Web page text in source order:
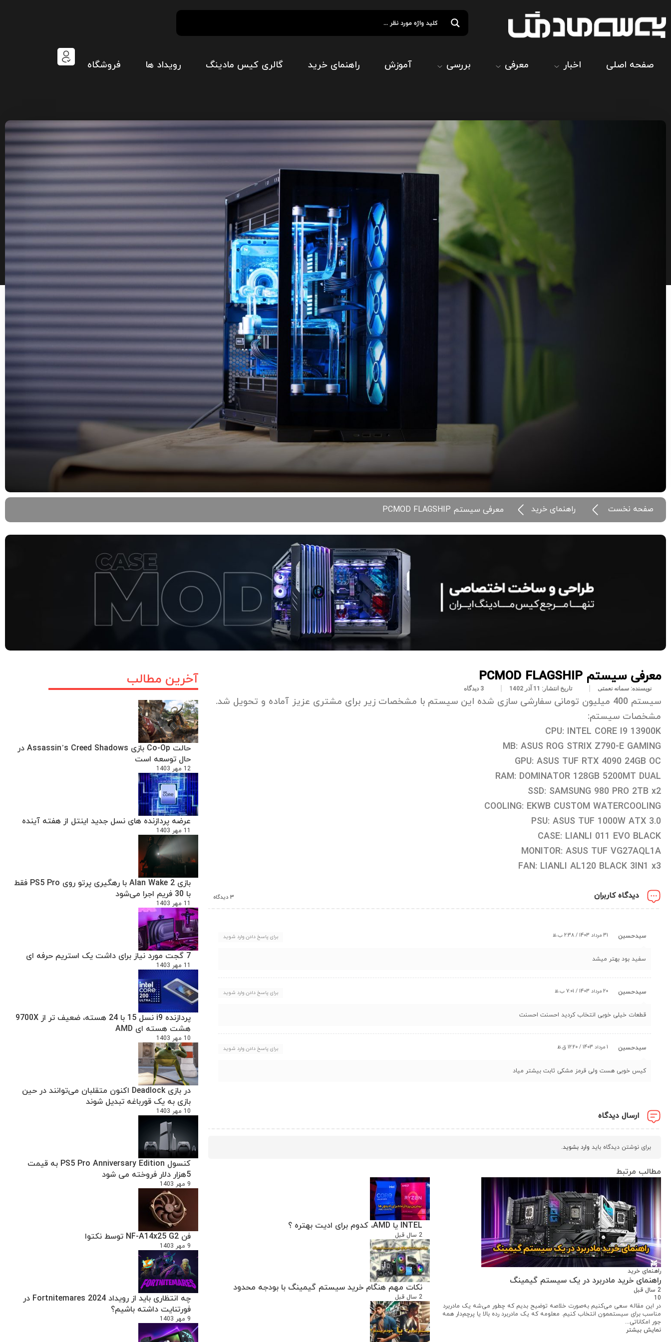
صفحه اصلی اخبار معرفی بررسی آموزش راهنمای خرید گالری کیس مادینگ رویداد ها فروشگاه
صفحه نخست راهنمای خرید معرفی سیستم PCMOD FLAGSHIP
آخرین مطالب
حالت Co-Op بازی Assassin’s Creed Shadows در
حال توسعه است
12 مهر 1403
عرضه پردازنده های نسل جدید اینتل از هفته آینده
11 مهر 1403
بازی Alan Wake 2 با رهگیری پرتو روی PS5 Pro فقط
با 30 فریم اجرا می‌شود
11 مهر 1403
7 گجت مورد نیاز برای داشت یک استریم حرفه ای
11 مهر 1403
پردازنده i9 نسل 15 با 24 هسته، ضعیف تر از 9700X
هشت هسته ای AMD
10 مهر 1403
در بازی Deadlock اکنون متقلبان می‌توانند در حین
بازی به یک قورباغه تبدیل شوند
10 مهر 1403
کنسول PS5 Pro Anniversary Edition به قیمت
5هزار دلار فروخته می شود
9 مهر 1403
فن NF-A14x25 G2 توسط نکتوا
9 مهر 1403
چه انتظاری باید از رویداد Fortnitemares 2024 در
فورتنایت داشته باشیم؟
9 مهر 1403
معرفی سیستم PCMOD FLAGSHIP
نویسنده:سمانه نعمتی تاریخ انتشار: 11 آذر 1402 3 دیدگاه
سیستم 400 میلیون تومانی سفارشی سازی شده این سیستم با مشخصات زیر برای مشتری عزیز آماده و تحویل شد.
مشخصات سیستم:
CPU: INTEL CORE I9 13900K
MB: ASUS ROG STRIX Z790-E GAMING
GPU: ASUS TUF RTX 4090 24GB OC
RAM: DOMINATOR 128GB 5200MT DUAL
SSD: SAMSUNG 980 PRO 2TB x2
COOLING: EKWB CUSTOM WATERCOOLING
PSU: ASUS TUF 1000W ATX 3.0
CASE: LIANLI 011 EVO BLACK
MONITOR: ASUS TUF VG27AQL1A
FAN: LIANLI AL120 BLACK 3IN1 x3
دیدگاه کاربران 3 دیدگاه
سیدحسین 31 مرداد 1403 / 2:38 ب.ظ برای پاسخ دادن وارد شوید
سفید بود بهتر میشد
سیدحسین 20 مرداد 1403 / 7:01 ب.ظ برای پاسخ دادن وارد شوید
قطعات خیلی خوبی انتخاب کردید احسنت احسنت
سیدحسین 1 مرداد 1403 / 12:20 ق.ظ برای پاسخ دادن وارد شوید
کیس خوبی هست ولی قرمز مشکی ثابت بیشتر میاد
ارسال دیدگاه
برای نوشتن دیدگاه باید وارد بشوید.
مطالب مرتبط
راهنمای خرید
راهنمای خرید مادربرد در یک سیستم گیمینگ
2 سال قبل
10
در این مقاله سعی می‌کنیم به‌صورت خلاصه توضیح بدیم که چطور می‌شه یک مادربرد
مناسب برای سیستممون انتخاب کنیم. معلومه که یک مادربرد رده بالا یا پرچم‌دار همه
جور امکاناتی...
نمایش بیشتر
INTEL یا AMD، کدوم برای ادیت بهتره ؟
2 سال قبل
نکات مهم هنگام خرید سیستم گیمینگ با بودجه محدود
2 سال قبل